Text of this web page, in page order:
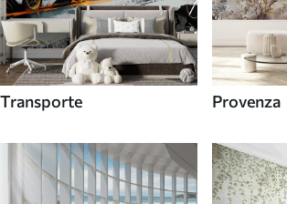
Transporte Provenza